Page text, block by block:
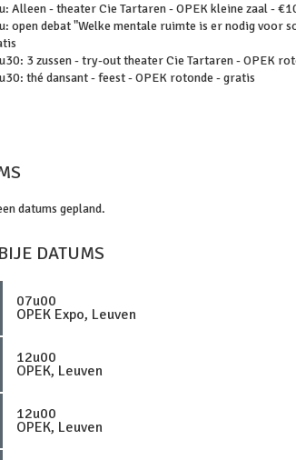
Alleen - theater Cie Tartaren - OPEK kleine zaal -
open debat "Welke mentale ruimte is er nodig voor
3 zussen - try-out theater Cie Tartaren - OPEK
thé dansant - feest - OPEK rotonde - gratis
datums gepland.
DATUMS
07u00
OPEK Expo, Leuven
12u00
OPEK, Leuven
12u00
OPEK, Leuven